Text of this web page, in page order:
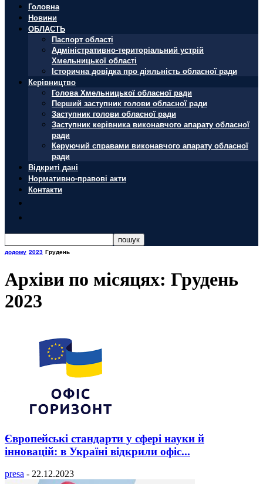
Головна
Новини
ОБЛАСТЬ
Паспорт області
Адміністративно-територіальний устрій
Хмельницької області
Історична довідка про діяльність обласної ради
Керівництво
Голова Хмельницької обласної ради
Перший заступник голови обласної ради
Заступник голови обласної ради
Заступник керівника виконавчого апарату обласної
ради
Керуючий справами виконавчого апарату обласної
ради
Відкриті дані
Нормативно-правові акти
Контакти
додому 2023 Грудень
Архіви по місяцях: Грудень
2023
Європейські стандарти у сфері науки й
інновацій: в Україні відкрили офіс...
presa - 22.12.2023